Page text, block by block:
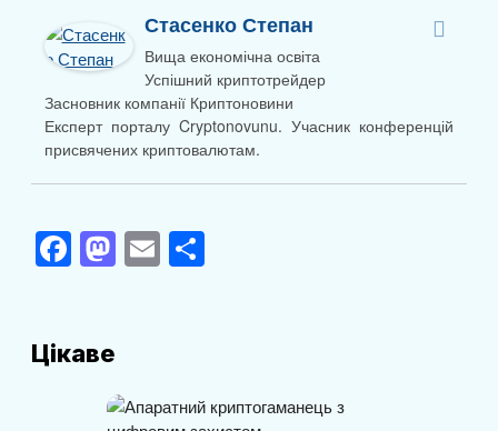
Стасенко Степан
Вища економічна освіта
Успішний криптотрейдер
Засновник компанії Криптоновини
Експерт порталу Cryptonovunu. Учасник конференцій
присвячених криптовалютам.
F
a
e
M
a
d
E
m
П
и
Цікаве